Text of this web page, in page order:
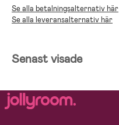
Se alla betalningsalternativ här
Se alla leveransalternativ här
Senast visade